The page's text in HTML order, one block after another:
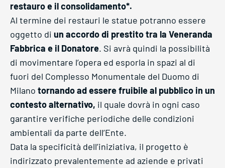
restauro e il consolidamento*.
Al termine dei restauri le statue potranno essere
oggetto di un accordo di prestito tra la Veneranda
Fabbrica e il Donatore. Si avrà quindi la possibilità
di movimentare l’opera ed esporla in spazi al di
fuori del Complesso Monumentale del Duomo di
Milano tornando ad essere fruibile al pubblico in un
contesto alternativo, il quale dovrà in ogni caso
garantire verifiche periodiche delle condizioni
ambientali da parte dell’Ente.
Data la specificità dell’iniziativa, il progetto è
indirizzato prevalentemente ad aziende e privati